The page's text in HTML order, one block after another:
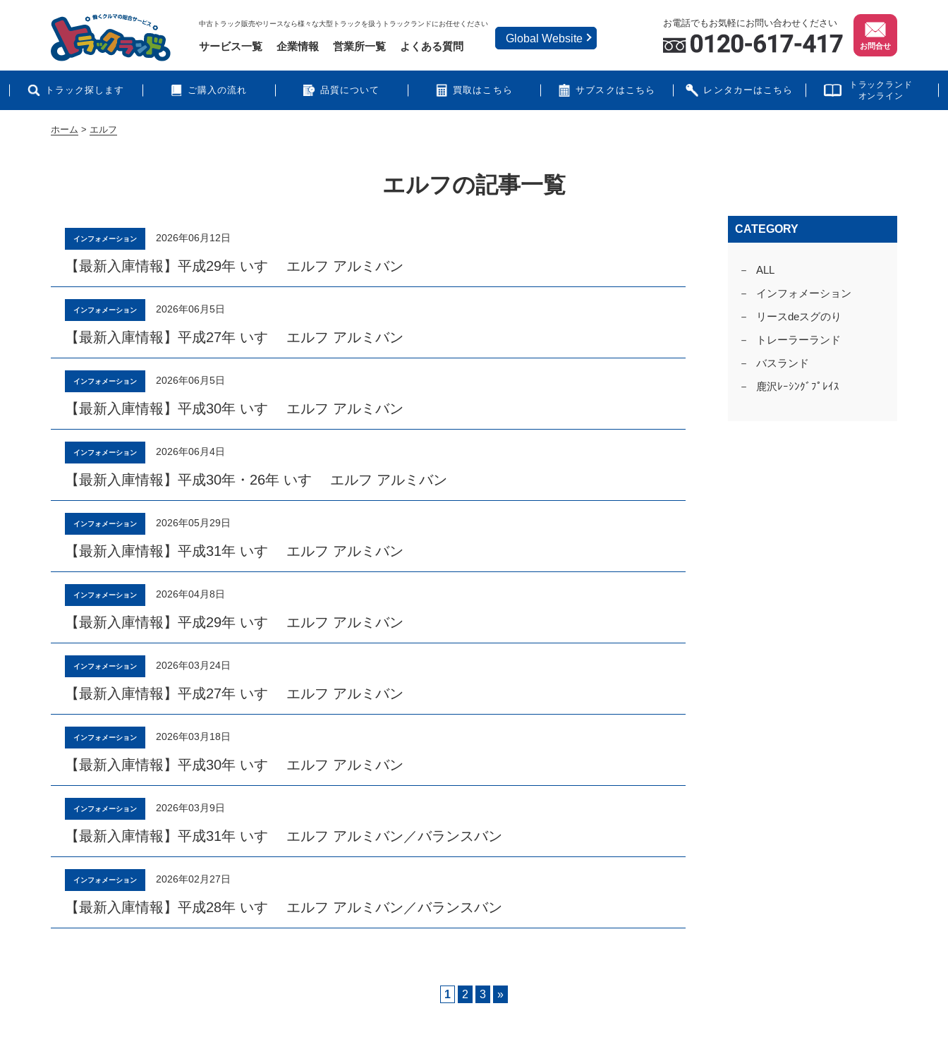
中古トラック販売やリースなら様々な大型トラックを扱うトラックランドにお任せください お電話でもお気軽にお問い合わせください
お問合せ
トラック探します ご購入の流れ 品質について 買取はこちら サブスクはこちら レンタカーはこちら
トラックランド
オンライン
サービス一覧 企業情報 営業所一覧 よくある質問
Global Website
ホーム > エルフ
エルフの記事一覧
インフォメーション 2026年06月12日
【最新入庫情報】平成29年 いすゞ エルフ アルミバン
インフォメーション 2026年06月5日
【最新入庫情報】平成27年 いすゞ エルフ アルミバン
インフォメーション 2026年06月5日
【最新入庫情報】平成30年 いすゞ エルフ アルミバン
インフォメーション 2026年06月4日
【最新入庫情報】平成30年・26年 いすゞ エルフ アルミバン
インフォメーション 2026年05月29日
【最新入庫情報】平成31年 いすゞ エルフ アルミバン
インフォメーション 2026年04月8日
【最新入庫情報】平成29年 いすゞ エルフ アルミバン
インフォメーション 2026年03月24日
【最新入庫情報】平成27年 いすゞ エルフ アルミバン
インフォメーション 2026年03月18日
【最新入庫情報】平成30年 いすゞ エルフ アルミバン
インフォメーション 2026年03月9日
【最新入庫情報】平成31年 いすゞ エルフ アルミバン／バランスバン
インフォメーション 2026年02月27日
【最新入庫情報】平成28年 いすゞ エルフ アルミバン／バランスバン
CATEGORY
ALL
インフォメーション
リースdeスグのり
トレーラーランド
バスランド
鹿沢ﾚｰｼﾝｸﾞﾌﾟﾚｲｽ
1 2 3 »